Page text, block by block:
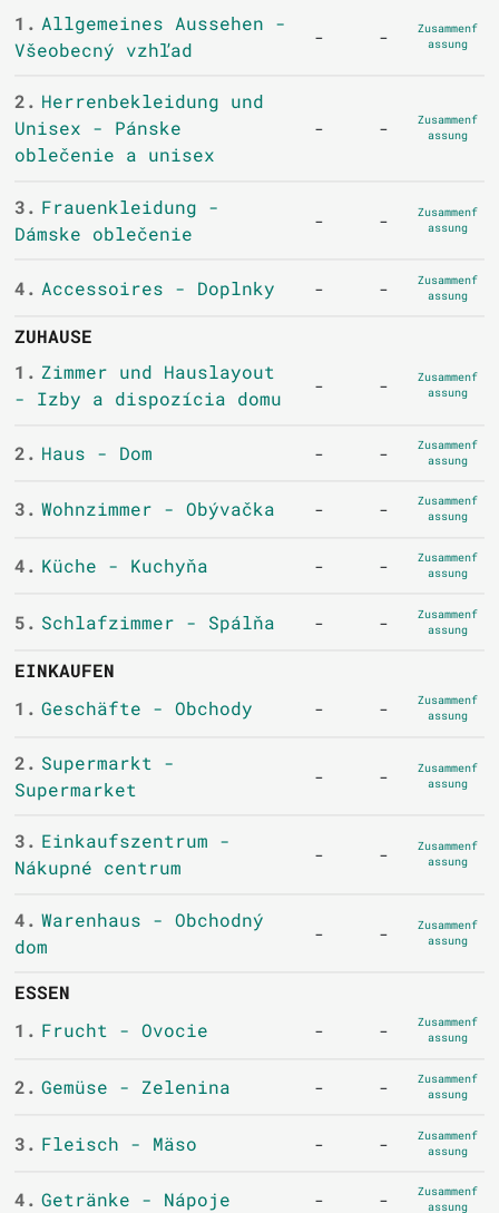
1. Allgemeines Aussehen -
Všeobecný vzhľad
- -
Zusammenf
assung
2. Herrenbekleidung und
Unisex - Pánske
oblečenie a unisex
- -
Zusammenf
assung
3. Frauenkleidung -
Dámske oblečenie
- -
Zusammenf
assung
4. Accessoires - Doplnky - -
Zusammenf
assung
ZUHAUSE
1. Zimmer und Hauslayout
- Izby a dispozícia domu
- -
Zusammenf
assung
2. Haus - Dom - -
Zusammenf
assung
3. Wohnzimmer - Obývačka - -
Zusammenf
assung
4. Küche - Kuchyňa - -
Zusammenf
assung
5. Schlafzimmer - Spálňa - -
Zusammenf
assung
EINKAUFEN
1. Geschäfte - Obchody - -
Zusammenf
assung
2. Supermarkt -
Supermarket
- -
Zusammenf
assung
3. Einkaufszentrum -
Nákupné centrum
- -
Zusammenf
assung
4. Warenhaus - Obchodný
dom
- -
Zusammenf
assung
ESSEN
1. Frucht - Ovocie - -
Zusammenf
assung
2. Gemüse - Zelenina - -
Zusammenf
assung
3. Fleisch - Mäso - -
Zusammenf
assung
4. Getränke - Nápoje - -
Zusammenf
assung